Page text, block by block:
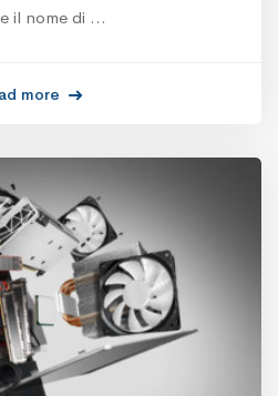
il nome di …
more